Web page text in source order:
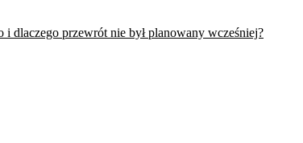
i dlaczego przewrót nie był planowany wcześniej?